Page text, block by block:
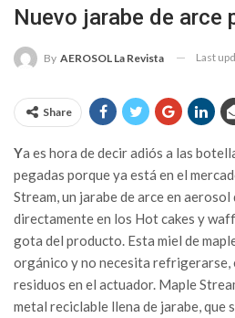
Nuevo jarabe de arce
By AEROSOL La Revista Last
Share
Ya es hora de decir adiós a las
pegadas porque ya está en el
Stream, un jarabe de arce en
directamente en los Hot cakes y
gota del producto. Esta miel de
orgánico y no necesita refrigerarse,
residuos en el actuador. Maple
metal reciclable llena de jarabe, que